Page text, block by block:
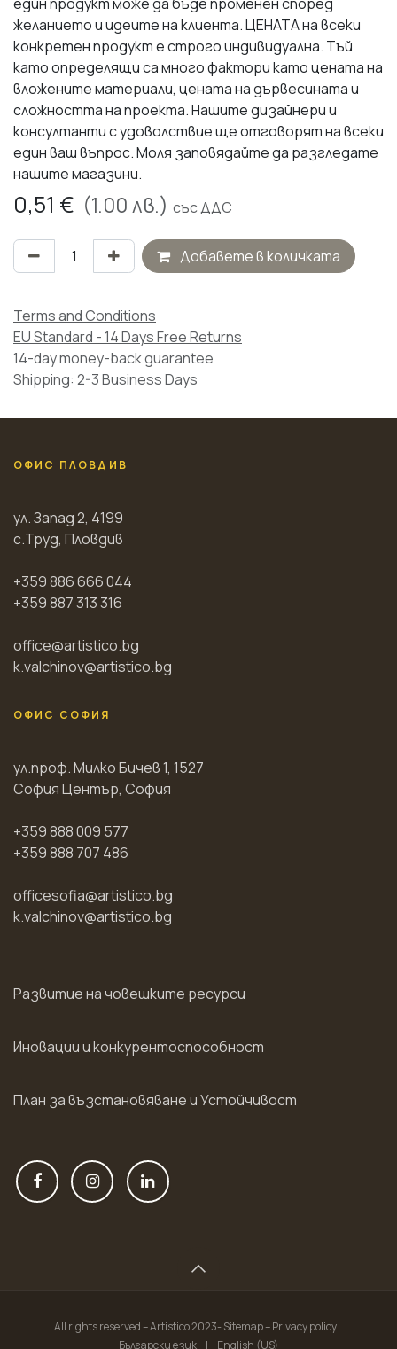
желанието и идеите на клиента. ЦЕНАТА на всеки
конкретен продукт е строго индивидуална. Тъй
като определящи са много фактори като цената на
вложените материали, цената на дървесината и
сложността на проекта. Нашите дизайнери и
консултанти с удоволствие ще отговорят на всеки
един ваш въпрос. Моля заповядайте да разгледате
нашите магазини.
0,51 € (1.00лв.) със ДДС
Добавете в количката
Terms and Conditions
EU Standard - 14 Days Free Returns
14-day money-back guarantee
Shipping: 2-3 Business Days
ОФИС ПЛОВДИВ
ул. Запад 2, 4199
с.Труд, Пловдив
+359 886 666 044
+359 887 313 316
office@artistico.bg
k.valchinov@artistico.bg
ОФИС СОФИЯ
ул.проф. Милко Бичев 1, 1527
София Център, София
+359 888 009 577
+359 888 707 486
officesofia@artistico.bg
k.valchinov@artistico.bg
Развитие на човешките ресурси
Иновации и конкурентоспособност
План за възстановяване и Устойчивост
All rights reserved – Artistico 2023- Sitemap – Privacy policy
Български език
| English (US)